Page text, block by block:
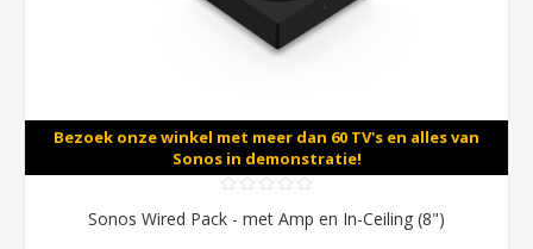
Bezoek onze winkel met meer dan 60 TV's en alles van
Sonos in demonstratie!
Sonos Wired Pack - met Amp en In-Ceiling (8")